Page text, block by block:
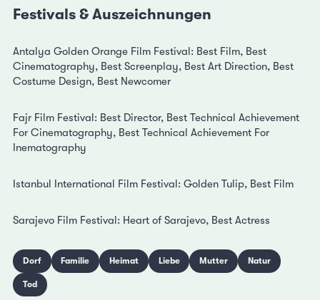
Festivals & Auszeichnungen
Antalya Golden Orange Film Festival: Best Film, Best
Cinematography, Best Screenplay, Best Art Direction, Best
Costume Design, Best Newcomer
Fajr Film Festival: Best Director, Best Technical Achievement
For Cinematography, Best Technical Achievement For
Inematography
Istanbul International Film Festival: Golden Tulip, Best Film
Sarajevo Film Festival: Heart of Sarajevo, Best Actress
Dorf Familie Heimat Liebe Mutter Natur
Tod